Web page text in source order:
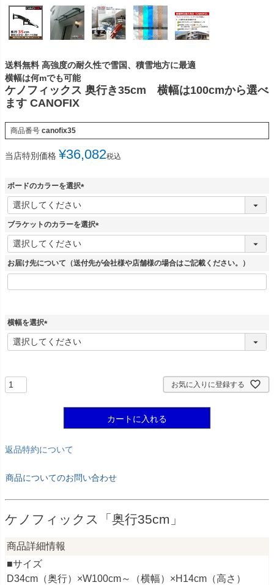
送料無料 高強度の耐久性で雪国、積雪地方に最適
横幅は何mでも可能
ケノフィックス 奥行き35cm 横幅は100cmから選べ
ます CANOFIX
商品番号 canofix35
当店特別価格 ¥36,082税込
ボードのカラーを選択
(
須
ブラケットのカラーを選択
(
須
お届け先について（送付先が会社様や店舗様の場合はご記載ください。）
横幅を選択
(
必
お気に入りに登録する
カートに入れる
返品特約について
商品についてのお問い合わせ
ケノフィックス「奥行35cm」
商品詳細情報
■サイズ
D34cm（奥行）×W100cm～（横幅）×H14cm（高さ）